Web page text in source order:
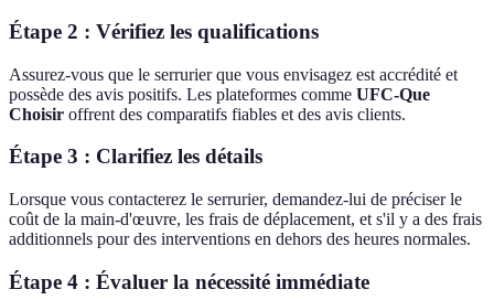
Étape 2 : Vérifiez les qualifications
Assurez-vous que le serrurier que vous envisagez est accrédité et
possède des avis positifs. Les plateformes comme UFC-Que
Choisir offrent des comparatifs fiables et des avis clients.
Étape 3 : Clarifiez les détails
Lorsque vous contacterez le serrurier, demandez-lui de préciser le
coût de la main-d'œuvre, les frais de déplacement, et s'il y a des frais
additionnels pour des interventions en dehors des heures normales.
Étape 4 : Évaluer la nécessité immédiate